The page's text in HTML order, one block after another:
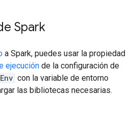
Spark
a Spark, puedes usar la propiedad
ejecución de la configuración de
con la variable de entorno
las bibliotecas necesarias.